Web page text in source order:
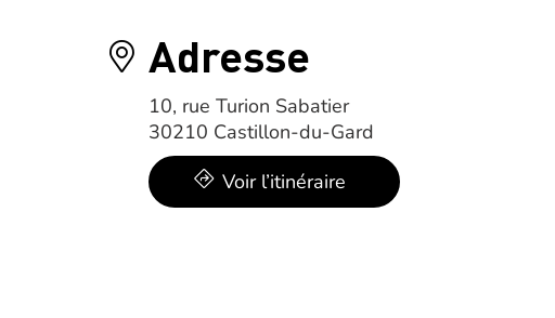
Adresse
10, rue Turion Sabatier
30210 Castillon-du-Gard
Voir l’itinéraire